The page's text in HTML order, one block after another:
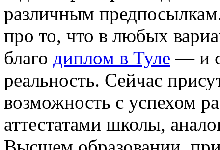
различным
про то, что в любых
благо диплом в Туле — и
реальность. Сейчас
возможность с успехом
аттестатами школы,